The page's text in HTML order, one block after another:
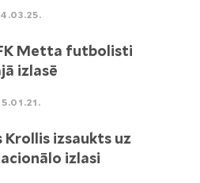
Metta futbolisti
izlasē
Krollis izsaukts uz
izlasi